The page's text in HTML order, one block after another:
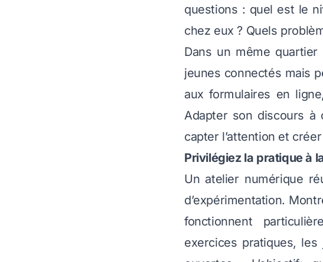
questions : quel est le
chez eux ? Quels
Dans un même
jeunes connectés mais
aux formulaires en
Adapter son discours à
capter l’attention et
Privilégiez la pratique à
Un atelier numérique
d’expérimentation.
fonctionnent
exercices pratiques,